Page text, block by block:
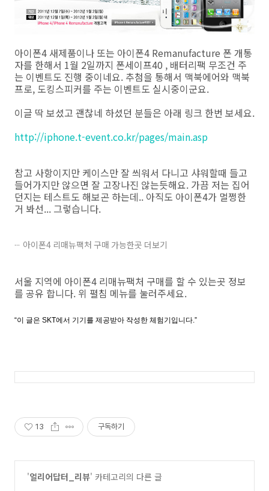
아이폰4 새제품이나 또는 아이폰4 Remanufacture 폰 개통
자를 한해서 1월 2일까지 폰세이프40 , 배터리팩 무조건 주
는 이벤트도 진행 중이네요. 추첨을 통해서 맥북에어와 맥북
프로, 도킹스피커를 주는 이벤트도 실시중이군요.
이글 딱 보셨고 괜찮네 하셨던 분들은 아래 링크 한번 보세요.
http://iphone.t-event.co.kr/pages/main.asp
참고 사항이지만 케이스만 잘 씌워서 다니고 샤워할때 들고
들어가지만 않으면 잘 고장나진 않는듯해요. 가끔 저는 집어
던지는 테스트도 해보곤 하는데.. 아직도 아이폰4가 멀쩡한
거 봐선... 그렇습니다.
아이폰4 리매뉴팩처 구매 가능한곳 더보기
서울 지역에 아이폰4 리매뉴팩처 구매를 할 수 있는곳 정보
를 공유 합니다. 위 펼침 메뉴를 눌러주세요.
“이 글은 SKT에서 기기를 제공받아 작성한 체험기입니다 .”
13 구독하기
'얼리어답터_리뷰' 카테고리의 다른 글